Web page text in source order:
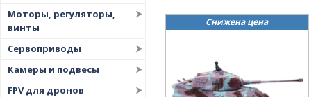
Моторы, регуляторы,
винты
Сервоприводы
Камеры и подвесы
FPV для дронов
Дата ▲
Цена ▲
Цена ▼
Снижена цена